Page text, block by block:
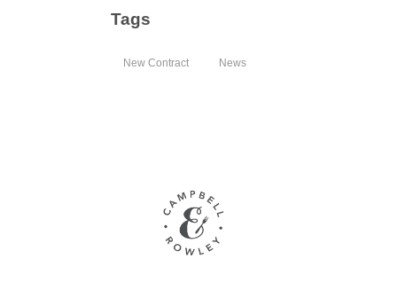
Tags
New Contract News